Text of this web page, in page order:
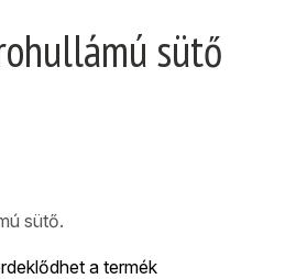
sütő
sütő.
a termék